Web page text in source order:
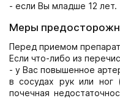
- если Вы младше 12 лет.
Меры
Перед приемом
Если что-либо из
- у Вас повышенное
в сосудах рук или ног
почечная